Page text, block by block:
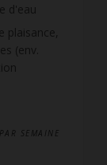
d'eau
plaisance,
(env.
SEMAINE